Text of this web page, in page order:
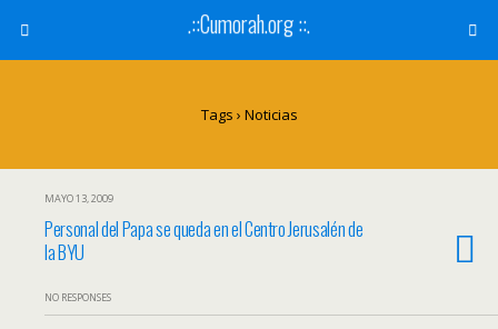
.::Cumorah.org ::.
Tags › Noticias
MAYO 13, 2009
Personal del Papa se queda en el Centro Jerusalén de
la BYU
NO RESPONSES